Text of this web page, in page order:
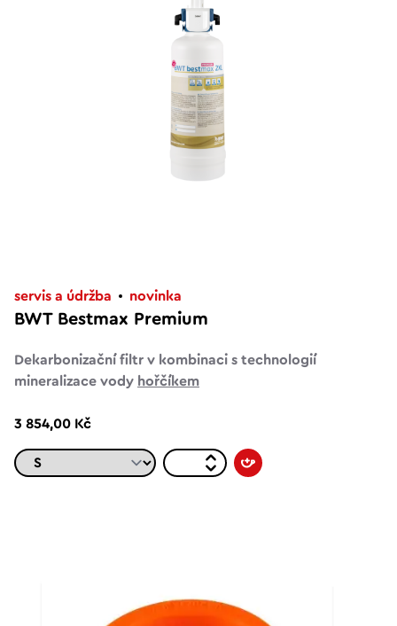
servis a údržba novinka
BWT Bestmax Premium
Dekarbonizační filtr v kombinaci s technologií
mineralizace vody hořčíkem
3 854,00 Kč